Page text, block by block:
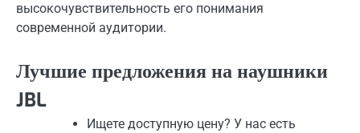
высокочувствительность его понимания
современной аудитории.
Лучшие предложения на наушники
JBL
Ищете доступную цену? У нас есть